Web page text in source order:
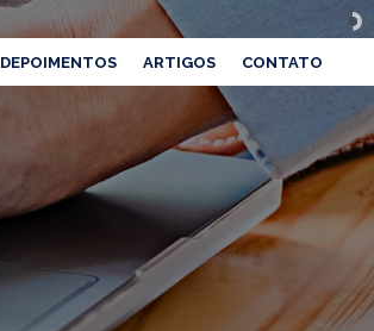
DEPOIMENTOS ARTIGOS CONTATO